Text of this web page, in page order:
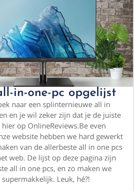
in-one-pc opgelijst
naar een splinternieuwe all in
en je wil zeker zijn dat je de juiste
op OnlineReviews.Be even
website hebben we hard gewerkt
van de allerbeste all in one pcs
web. De lijst op deze pagina zijn
all in one pcs, en zo maken we
Leuk, hé?!